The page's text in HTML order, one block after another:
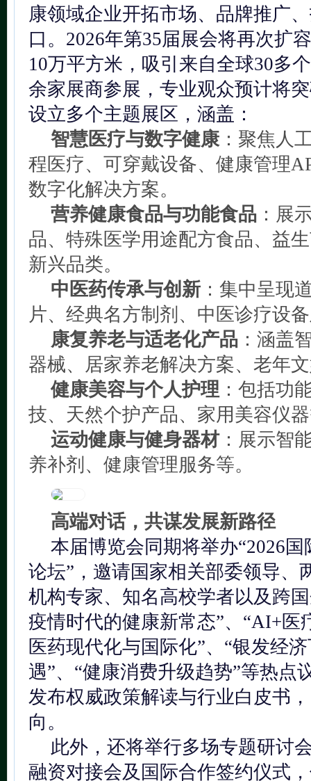
康领域企业开拓市场、品牌推广
口。2026年第35届展会将再次扩
10万平方米，吸引来自全球30多
余家展商参展，专业观众预计将
设立多个主题展区，涵盖：
智慧医疗与数字健康：聚焦人
程医疗、可穿戴设备、健康管理
数字化解决方案。
营养健康食品与功能食品 ：展
品、特殊医学用途配方食品、益
新兴品类。
中医药传承与创新 ：集中呈现
片、经典名方制剂、中医诊疗设
康复养老与适老化产品 ：涵盖
器械、居家养老解决方案、老年
健康美容与个人护理 ：包括功
技、天然个护产品、家用美容仪
运动健康与健身器材：展示智
养补剂、健康管理服务等。
高端对话，共谋发展新路径
本届博览会同期将举办“2026
论坛”，邀请国家相关部委领导、
机构专家、知名高校学者以及跨
疫情时代的健康新常态”、“AI+医
医药现代化与国际化”、“银发经
遇”、“健康消费升级趋势”等热点
发布权威政策解读与行业白皮书
向。
此外，还将举行多场专题研讨
融资对接会及国际合作签约仪式